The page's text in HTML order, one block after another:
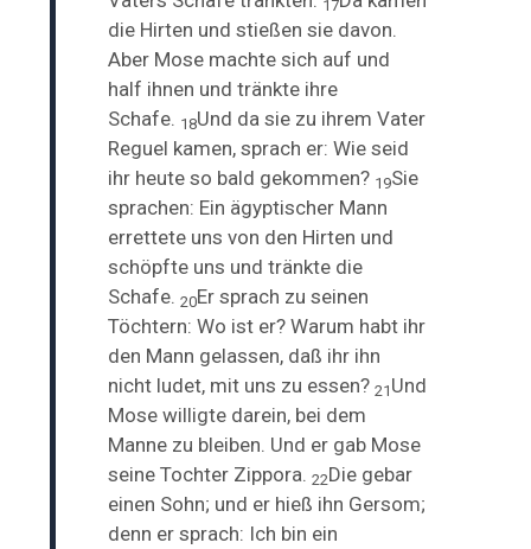
17
die Hirten und stießen sie davon.
Aber Mose machte sich auf und
half ihnen undtränkte ihre
Schafe. 18Und da sie zu ihrem Vater
Reguel kamen, sprach er: Wie seid
ihr heute so bald gekommen? 19Sie
sprachen: Ein ägyptischer Mann
errettete uns von den Hirten und
schöpfte uns und tränkte die
Schafe.20Er sprach zu seinen
Töchtern: Wo ist er? Warum habt ihr
den Mann gelassen, daß ihr ihn
nicht ludet, mit uns zu essen?21 Und
Mose willigte darein, bei dem
Manne zu bleiben. Und er gab Mose
seine Tochter Zippora.22Die gebar
einen Sohn; und er hieß ihn Gersom;
denn er sprach: Ich bin ein